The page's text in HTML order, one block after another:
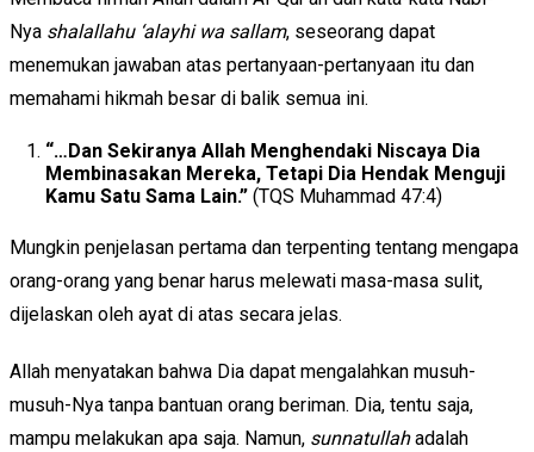
Nya shalallahu ‘alayhi wa sallam, seseorang dapat
menemukan jawaban atas pertanyaan-pertanyaan itu dan
memahami hikmah besar di balik semua ini.
“…Dan Sekiranya Allah Menghendaki Niscaya Dia
Membinasakan Mereka, Tetapi Dia Hendak Menguji
Kamu Satu Sama Lain.” (TQS Muhammad 47:4)
Mungkin penjelasan pertama dan terpenting tentang mengapa
orang-orang yang benar harus melewati masa-masa sulit,
dijelaskan oleh ayat di atas secara jelas.
Allah menyatakan bahwa Dia dapat mengalahkan musuh-
musuh-Nya tanpa bantuan orang beriman. Dia, tentu saja,
mampu melakukan apa saja. Namun, sunnatullahadalah